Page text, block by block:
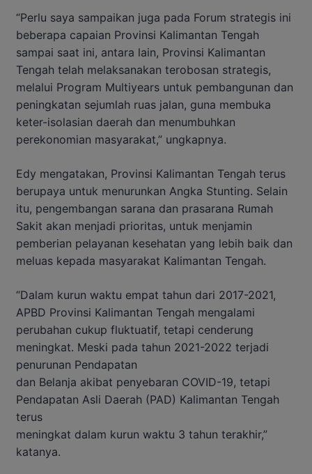
“Perlu saya sampaikan juga pada Forum strategis ini
beberapa capaian Provinsi Kalimantan Tengah
sampai saat ini, antara lain, Provinsi Kalimantan
Tengah telah melaksanakan terobosan strategis,
melalui Program Multiyears untuk pembangunan dan
peningkatan sejumlah ruas jalan, guna membuka
keter-isolasian daerah dan menumbuhkan
perekonomian masyarakat,” ungkapnya.
Edy mengatakan, Provinsi Kalimantan Tengah terus
berupaya untuk menurunkan Angka Stunting. Selain
itu, pengembangan sarana dan prasarana Rumah
Sakit akan menjadi prioritas, untuk menjamin
pemberian pelayanan kesehatan yang lebih baik dan
meluas kepada masyarakat Kalimantan Tengah.
“Dalam kurun waktu empat tahun dari 2017-2021,
APBD Provinsi Kalimantan Tengah mengalami
perubahan cukup fluktuatif, tetapi cenderung
meningkat. Meski pada tahun 2021-2022 terjadi
penurunan Pendapatan
dan Belanja akibat penyebaran COVID-19, tetapi
Pendapatan Asli Daerah (PAD) Kalimantan Tengah
terus
meningkat dalam kurun waktu 3 tahun terakhir,”
katanya.